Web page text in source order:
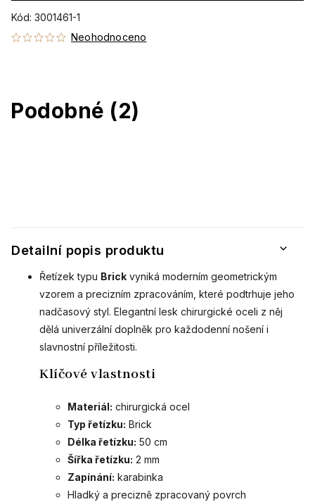
Neohodnoceno
Kód: 3001461-1
Detailní popis produktu
Řetízek typu Brick vyniká moderním geometrickým
vzorem a precizním zpracováním, které podtrhuje jeho
nadčasový styl. Elegantní lesk chirurgické oceli z něj
dělá univerzální doplněk pro každodenní nošení i
slavnostní příležitosti.
Klíčové vlastnosti
Materiál: chirurgická ocel
Typ řetízku: Brick
Délka řetízku: 50 cm
Šířka řetízku: 2 mm
Zapínání: karabinka
Hladký a precizně zpracovaný povrch
Podobné (2)